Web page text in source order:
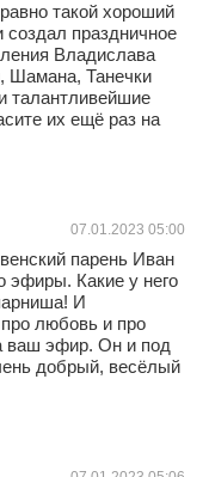
такой хороший
праздничное
Владислава
Шамана, Танечки
талантливейшие
их ещё раз на
07.01.2023 05:00
парень Иван
эфиры. Какие у него
И
про любовь и про
ваш эфир. Он и под
добрый, весёлый